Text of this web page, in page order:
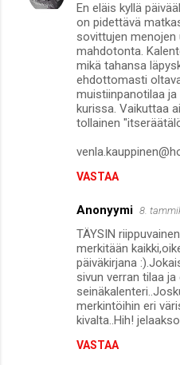
En eläis kyllä
on pidettävä
sovittujen
mahdotonta.
mikä tahansa
ehdottomasti
muistiinpanotilaa
kurissa. Vaikuttaa
tollainen
VASTAA
Anonyymi 8.
TÄYSIN
merkitään
päiväkirjana
sivun verran tilaa
merkintöihin eri
kivalta..Hih!
VASTAA